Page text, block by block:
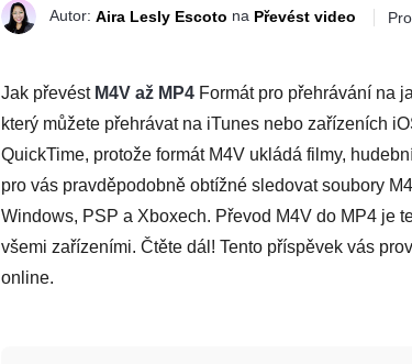
Autor: Aira Lesly Escoto na Převést video
Jak převést M4V až MP4 Formát pro přehrávání na
který můžete přehrávat na iTunes nebo zařízeních
QuickTime, protože formát M4V ukládá filmy,
pro vás pravděpodobně obtížné sledovat soubory
Windows, PSP a Xboxech. Převod M4V do MP4 je
všemi zařízeními. Čtěte dál! Tento příspěvek vás
online.